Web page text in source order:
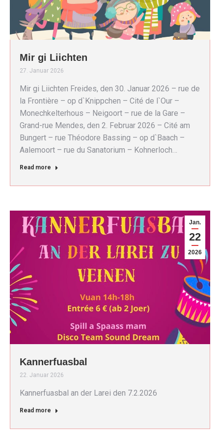
Mir gi Liichten
27. Januar 2026
Mir gi Liichten Freides, den 30. Januar 2026 – rue de
la Frontière – op d`Knippchen – Cité de l`Our –
Monechkelterhous – Neigoort – rue de la Gare –
Grand-rue Mendes, den 2. Februar 2026 – Cité am
Bungert – rue Théodore Bassing – op d`Baach –
Aalemoort – rue du Sanatorium – Kohnerloch…
Read more
Jan.
22
2026
Kannerfuasbal
22. Januar 2026
Kannerfuasbal an der Larei den 7.2.2026
Read more